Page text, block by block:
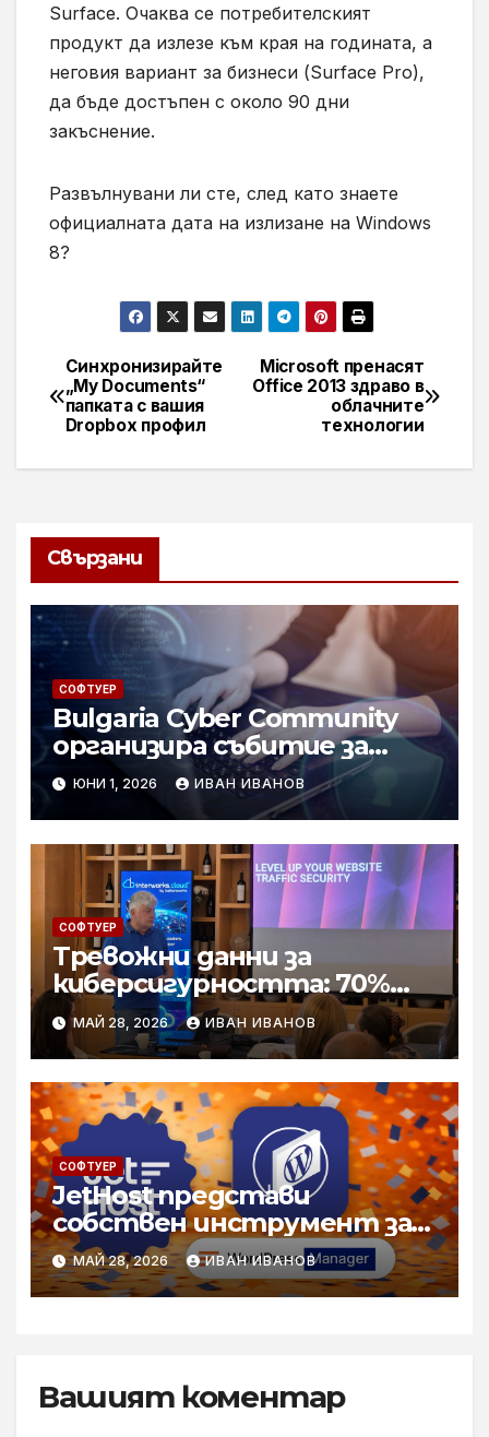
Surface. Очаква се потребителският
продукт да излезе към края на годината, а
неговия вариант за бизнеси (Surface Pro),
да бъде достъпен с около 90 дни
закъснение.
Развълнувани ли сте, след като знаете
официалната дата на излизане на Windows
8?
Навигация
Microsoft пренасят
Office 2013 здраво в
облачните
технологии
Синхронизирайте
„My Documents“
папката с вашия
Dropbox профил
Свързани
СОФТУЕР
Bulgaria Cyber Community
организира събитие за
маркетинг в
киберсигурността и
изграждане на личен бранд
ЮНИ 1, 2026 ИВАН ИВАНОВ
СОФТУЕР
Tревожни данни за
киберсигурността: 70%
ръст на атаките и нова
ера на „хуманоидните“
ботове
МАЙ 28, 2026 ИВАН ИВАНОВ
СОФТУЕР
JetHost представи
собствен инструмент за
управление на WordPress
сайтове
МАЙ 28, 2026 ИВАН ИВАНОВ
Вашият коментар